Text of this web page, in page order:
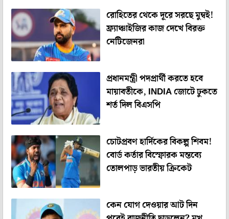
রোহিতের থেকে দূরে সরছে মুম্বই!
ফ্র্যাঞ্চাইজির কাজ দেখে বিরক্ত
নেটিজেনরা
প্রধানমন্ত্রী পদপ্রার্থী করতে হবে
মায়াবতীকে, INDIA জোটে ঢুকতে
শর্ত দিল বিএসপি
চোটপ্রবণ হার্দিকের বিকল্প শিবম!
বোর্ড কর্তার বিস্ফোরক মন্তব্যে
তোলপাড় ভার‍তীয় ক্রিকেট
কেন যোগ দেওয়ার আট দিন